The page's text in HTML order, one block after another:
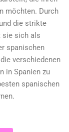
möchten. Durch
die strikte
sie sich als
spanischen
verschiedenen
in Spanien zu
spanischen